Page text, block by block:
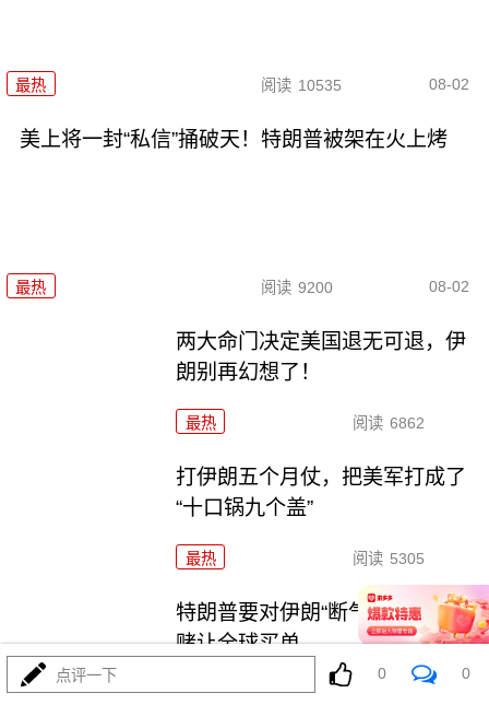
最热 阅读 10535 08-02
美上将一封“私信”捅破天！特朗普被架在火上烤
最热 阅读 9200 08-02
两大命门决定美国退无可退，伊
朗别再幻想了！
最热 阅读 6862
打伊朗五个月仗，把美军打成了
“十口锅九个盖”
最热 阅读 5305
特朗普要对伊朗“断气断电”？这豪
赌让全球买单
最热
点评一下 0 0